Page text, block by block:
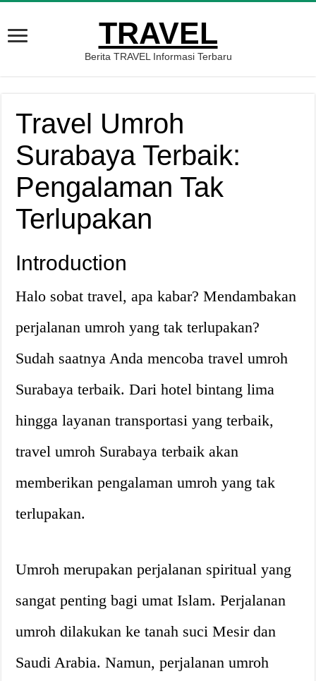
TRAVEL
Berita TRAVEL Informasi Terbaru
Travel Umroh
Surabaya Terbaik:
Pengalaman Tak
Terlupakan
Introduction
Halo sobat travel, apa kabar? Mendambakan
perjalanan umroh yang tak terlupakan?
Sudah saatnya Anda mencoba travel umroh
Surabaya terbaik. Dari hotel bintang lima
hingga layanan transportasi yang terbaik,
travel umroh Surabaya terbaik akan
memberikan pengalaman umroh yang tak
terlupakan.
Umroh merupakan perjalanan spiritual yang
sangat penting bagi umat Islam. Perjalanan
umroh dilakukan ke tanah suci Mesir dan
Saudi Arabia. Namun, perjalanan umroh